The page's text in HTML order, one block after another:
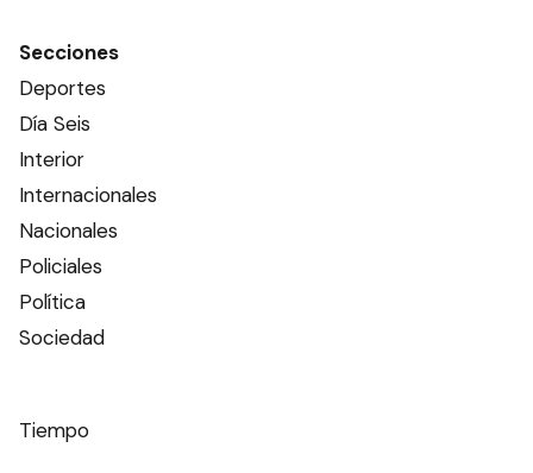
Secciones
Deportes
Día Seis
Interior
Internacionales
Nacionales
Policiales
Política
Sociedad
Tiempo